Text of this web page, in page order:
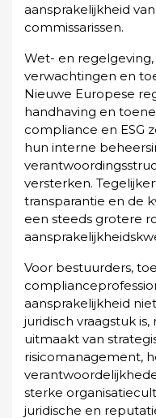
aansprakelijkheid
commissarissen.
Wet- en
verwachtingen en
Nieuwe Europese
handhaving en
compliance en ESG
hun interne
versterken.
transparantie en de
een steeds grotere
Voor bestuurders,
aansprakelijkheid
juridisch vraagstuk
uitmaakt van
risicomanagement,
sterke
juridische en